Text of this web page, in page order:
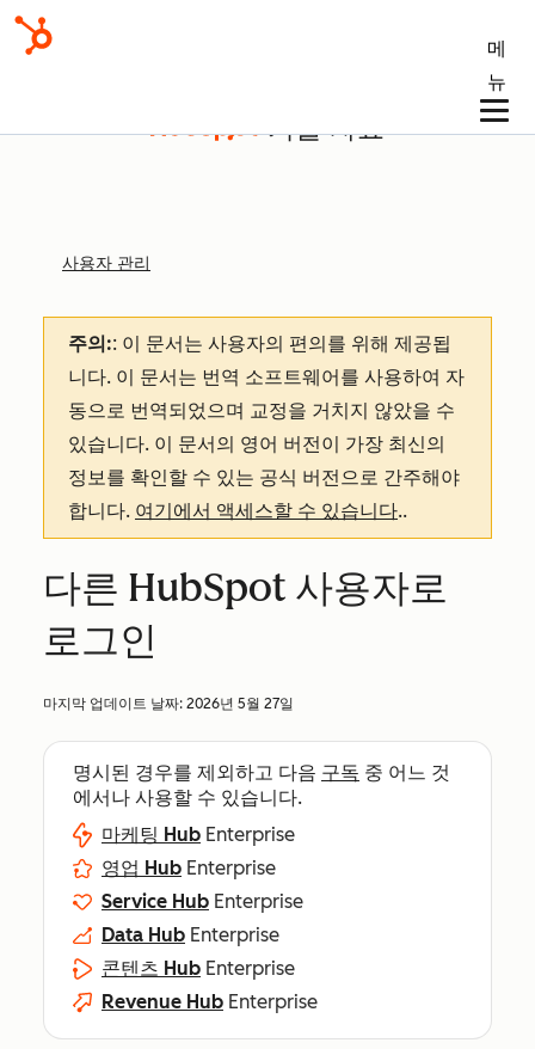
메
뉴
기술 자료
사용자 관리
주의:: 이 문서는 사용자의 편의를 위해 제공됩
니다. 이 문서는 번역 소프트웨어를 사용하여 자
동으로 번역되었으며 교정을 거치지 않았을 수
있습니다. 이 문서의 영어 버전이 가장 최신의
정보를 확인할 수 있는 공식 버전으로 간주해야
합니다. 여기에서 액세스할 수 있습니다..
다른 HubSpot 사용자로
로그인
마지막 업데이트 날짜: 2026년 5월 27일
명시된 경우를 제외하고 다음 구독 중 어느 것
에서나 사용할 수 있습니다.
마케팅 Hub Enterprise
영업 Hub Enterprise
Service Hub Enterprise
Data Hub Enterprise
콘텐츠 Hub Enterprise
Revenue Hub Enterprise